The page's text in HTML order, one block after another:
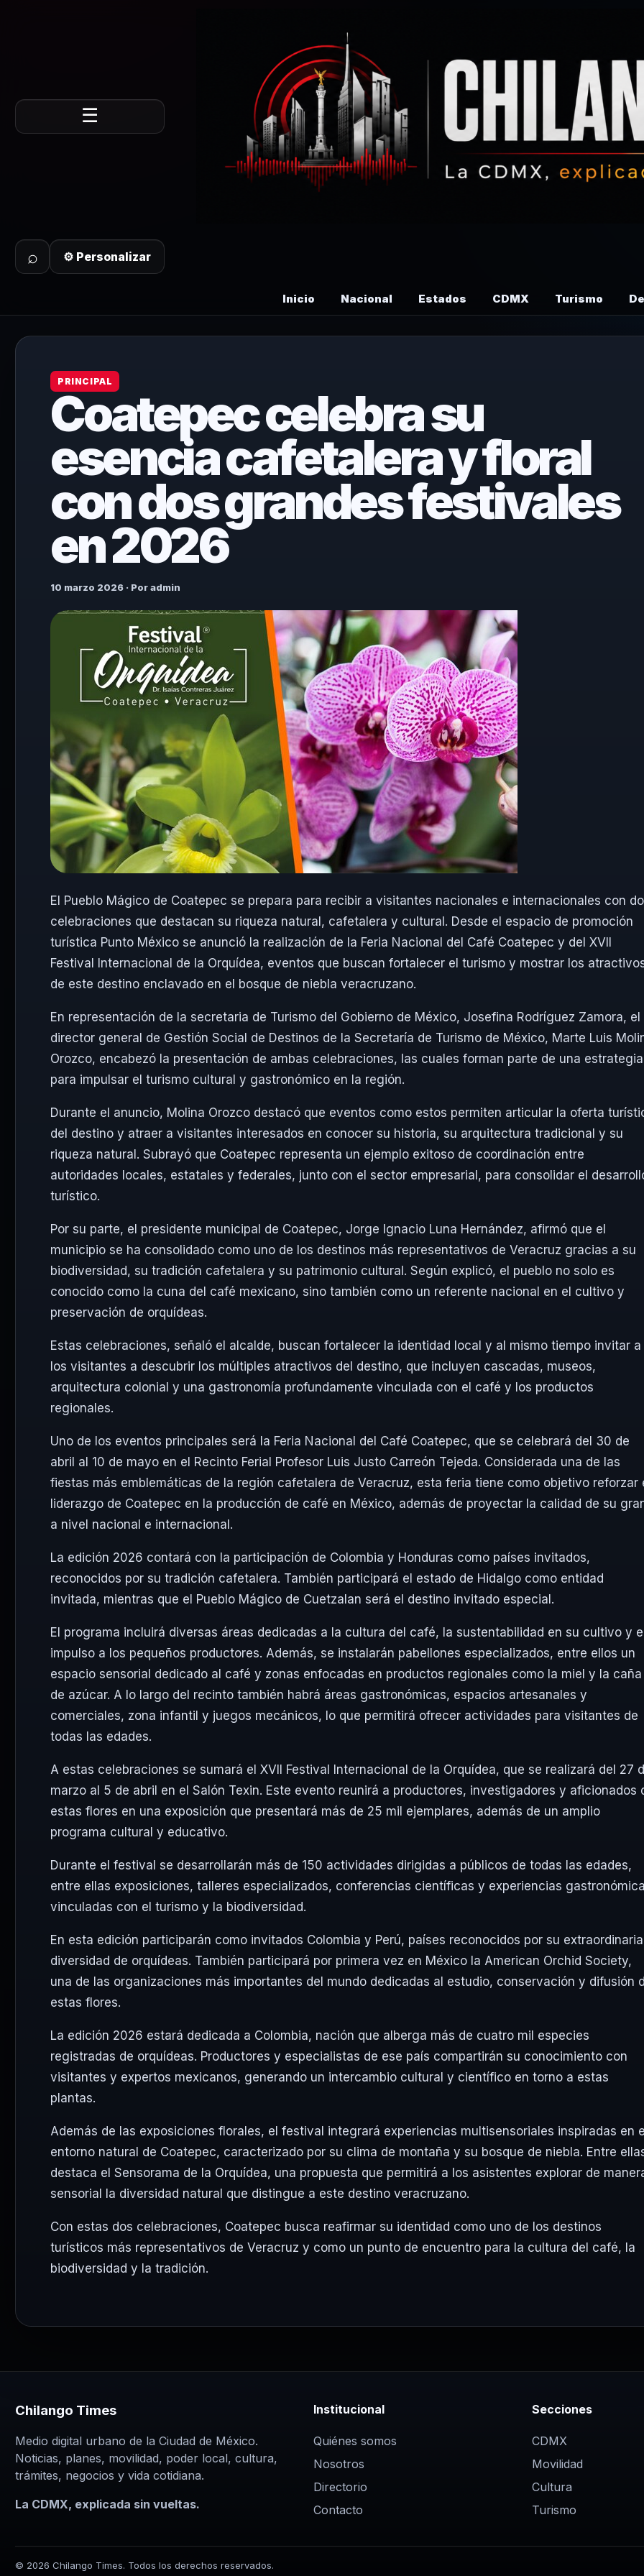
☰
⌕ ⚙ Personalizar
Inicio Nacional Estados CDMX Turismo
PRINCIPAL
Coatepec celebra su
esencia cafetalera y floral
con dos grandes festivales
en 2026
10 marzo 2026 · Por admin
El Pueblo Mágico de Coatepec se prepara para recibir a visitantes nacionales e internacionales con
celebraciones que destacan su riqueza natural, cafetalera y cultural. Desde el espacio de promoción
turística Punto México se anunció la realización de la Feria Nacional del Café Coatepec y del XVII
Festival Internacional de la Orquídea, eventos que buscan fortalecer el turismo y mostrar los
de este destino enclavado en el bosque de niebla veracruzano.
En representación de la secretaria de Turismo del Gobierno de México, Josefina Rodríguez Zamora, el
director general de Gestión Social de Destinos de la Secretaría de Turismo de México, Marte Luis
Orozco, encabezó la presentación de ambas celebraciones, las cuales forman parte de una estrategia
para impulsar el turismo cultural y gastronómico en la región.
Durante el anuncio, Molina Orozco destacó que eventos como estos permiten articular la oferta
del destino y atraer a visitantes interesados en conocer su historia, su arquitectura tradicional y su
riqueza natural. Subrayó que Coatepec representa un ejemplo exitoso de coordinación entre
autoridades locales, estatales y federales, junto con el sector empresarial, para consolidar el
turístico.
Por su parte, el presidente municipal de Coatepec, Jorge Ignacio Luna Hernández, afirmó que el
municipio se ha consolidado como uno de los destinos más representativos de Veracruz gracias a su
biodiversidad, su tradición cafetalera y su patrimonio cultural. Según explicó, el pueblo no solo es
conocido como la cuna del café mexicano, sino también como un referente nacional en el cultivo y
preservación de orquídeas.
Estas celebraciones, señaló el alcalde, buscan fortalecer la identidad local y al mismo tiempo invitar a
los visitantes a descubrir los múltiples atractivos del destino, que incluyen cascadas, museos,
arquitectura colonial y una gastronomía profundamente vinculada con el café y los productos
regionales.
Uno de los eventos principales será la Feria Nacional del Café Coatepec, que se celebrará del 30 de
abril al 10 de mayo en el Recinto Ferial Profesor Luis Justo Carreón Tejeda. Considerada una de las
fiestas más emblemáticas de la región cafetalera de Veracruz, esta feria tiene como objetivo reforzar
liderazgo de Coatepec en la producción de café en México, además de proyectar la calidad de su
a nivel nacional e internacional.
La edición 2026 contará con la participación de Colombia y Honduras como países invitados,
reconocidos por su tradición cafetalera. También participará el estado de Hidalgo como entidad
invitada, mientras que el Pueblo Mágico de Cuetzalan será el destino invitado especial.
El programa incluirá diversas áreas dedicadas a la cultura del café, la sustentabilidad en su cultivo y
impulso a los pequeños productores. Además, se instalarán pabellones especializados, entre ellos un
espacio sensorial dedicado al café y zonas enfocadas en productos regionales como la miel y la caña
de azúcar. A lo largo del recinto también habrá áreas gastronómicas, espacios artesanales y
comerciales, zona infantil y juegos mecánicos, lo que permitirá ofrecer actividades para visitantes de
todas las edades.
A estas celebraciones se sumará el XVII Festival Internacional de la Orquídea, que se realizará del 27
marzo al 5 de abril en el Salón Texin. Este evento reunirá a productores, investigadores y aficionados
estas flores en una exposición que presentará más de 25 mil ejemplares, además de un amplio
programa cultural y educativo.
Durante el festival se desarrollarán más de 150 actividades dirigidas a públicos de todas las edades,
entre ellas exposiciones, talleres especializados, conferencias científicas y experiencias
vinculadas con el turismo y la biodiversidad.
En esta edición participarán como invitados Colombia y Perú, países reconocidos por su extraordinaria
diversidad de orquídeas. También participará por primera vez en México la American Orchid Society,
una de las organizaciones más importantes del mundo dedicadas al estudio, conservación y difusión
estas flores.
La edición 2026 estará dedicada a Colombia, nación que alberga más de cuatro mil especies
registradas de orquídeas. Productores y especialistas de ese país compartirán su conocimiento con
visitantes y expertos mexicanos, generando un intercambio cultural y científico en torno a estas
plantas.
Además de las exposiciones florales, el festival integrará experiencias multisensoriales inspiradas en
entorno natural de Coatepec, caracterizado por su clima de montaña y su bosque de niebla. Entre
destaca el Sensorama de la Orquídea, una propuesta que permitirá a los asistentes explorar de
sensorial la diversidad natural que distingue a este destino veracruzano.
Con estas dos celebraciones, Coatepec busca reafirmar su identidad como uno de los destinos
turísticos más representativos de Veracruz y como un punto de encuentro para la cultura del café, la
biodiversidad y la tradición.
Chilango Times
Medio digital urbano de la Ciudad de México.
Noticias, planes, movilidad, poder local, cultura,
trámites, negocios y vida cotidiana.
La CDMX, explicada sin vueltas.
Institucional
Quiénes somos
Nosotros
Directorio
Contacto
Secciones
CDMX
Movilidad
Cultura
Turismo
© 2026 Chilango Times. Todos los derechos reservados.